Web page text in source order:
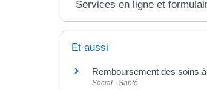
Services en ligne et
Et aussi
Remboursement des soins
Social - Santé